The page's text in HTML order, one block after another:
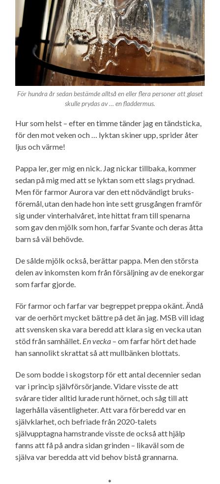
För hundra år sedan bestämde alltså en eller flera personer att glaset
skulle prydas av … en fladdermus.
Hur som helst – efter en timme tänder jag en tändsticka,
för den mot veken och … lyktan skiner upp, sprider åter
ljus och värme!
Pappa ler, ger mig en nick. Jag nickar tillbaka, kommer
sedan på mig med att se lyktan som ett slags prydnad.
Men för farmor Aurora var den ett nödvändigt bruks­
föremål, utan den hade hon inte sett grusgången framför
sig under vinter­halvåret, inte hittat fram till spenarna
som gav den mjölk som hon, farfar Svante och deras åtta
barn så väl behövde.
De sålde mjölk också, berättar pappa. Men den största
delen av inkomsten kom från försäljning av de enekorgar
som farfar gjorde.
För farmor och farfar var begreppet preppa okänt. Ändå
var de oerhört mycket bättre på det än jag. MSB vill idag
att svensken ska vara beredd att klara sig en vecka utan
stöd från samhället. En vecka – om farfar hört det hade
han sannolikt skrattat så att mullbänken blottats.
De som bodde i skogstorp för ett antal decennier sedan
var i princip själv­försörjande. Vidare visste de att
svårare tider alltid lurade runt hörnet, och såg till att
lagerhålla väsentligheter. Att vara förberedd var en
självklarhet, och befriade från 2020-talets
självupptagna hamstrande visste de också att hjälp
fanns att få på andra sidan grinden – likaväl som de
själva var beredda att vid behov bistå grannarna.